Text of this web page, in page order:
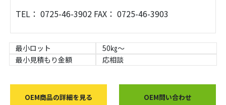
TEL： 0725-46-3902 FAX： 0725-46-3903
最小ロット
50㎏～
最小見積もり金額
応相談
OEM商品の詳細を見る OEM問い合わせ